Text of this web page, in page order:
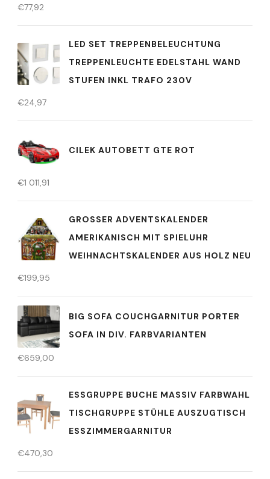
€77,92
LED SET TREPPENBELEUCHTUNG
TREPPENLEUCHTE EDELSTAHL WAND
STUFEN INKL TRAFO 230V
€24,97
CILEK AUTOBETT GTE ROT
€1 011,91
GROSSER ADVENTSKALENDER A
MERIKANISCH MIT SPIELUHR W
EIHNACHTSKALENDER AUS HOLZ NEU
€199,95
BIG SOFA COUCHGARNITUR PORTER
SOFA IN DIV. FARBVARIANTEN
€659,00
ESSGRUPPE BUCHE MASSIV FARBWAHL
TISCHGRUPPE STÜHLE AUSZUGTISCH
ESSZIMMERGARNITUR
€470,30